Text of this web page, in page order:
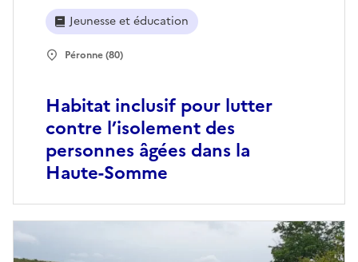
Habitat inclusif pour lutter
contre l’isolement des
personnes âgées dans la
Haute-Somme
Jeunesse et éducation
Péronne (80)